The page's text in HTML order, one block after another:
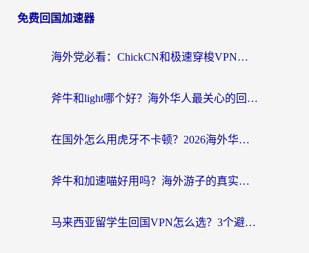
免费回国加速器
海外党必看：ChickCN和极速穿梭VPN好用吗？3招教你选对回国加速器无缝刷国内资源
斧牛和light哪个好？海外华人最关心的回国加速器选择难题，一篇讲透
在国外怎么用虎牙不卡顿？2026海外华人亲测有效的回国加速器选择指南
斧牛和加速喵好用吗？海外游子的真实选择困境
马来西亚留学生回国VPN怎么选？3个避坑点+1款实测好用的加速器推荐